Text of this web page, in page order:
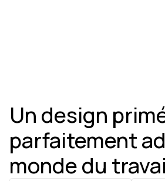
Un design
parfaitement
monde du